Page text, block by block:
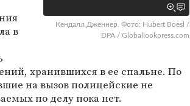
Кендалл Дженнер. Фото: Hubert Boesl /
DPA / Globallookpress.com
в
хранившихся в ее спальне. По
на вызов полицейские не
по делу пока нет.